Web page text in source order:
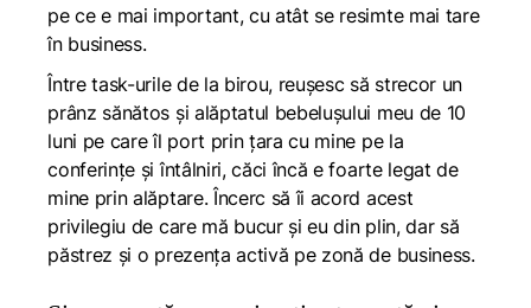
pe ce e mai important, cu atât se resimte mai tare
în business.
Între task-urile de la birou, reușesc să strecor un
prânz sănătos și alăptatul bebelușului meu de 10
luni pe care îl port prin țara cu mine pe la
conferințe și întâlniri, căci încă e foarte legat de
mine prin alăptare. Încerc să îi acord acest
privilegiu de care mă bucur și eu din plin, dar să
păstrez și o prezența activă pe zonă de business.